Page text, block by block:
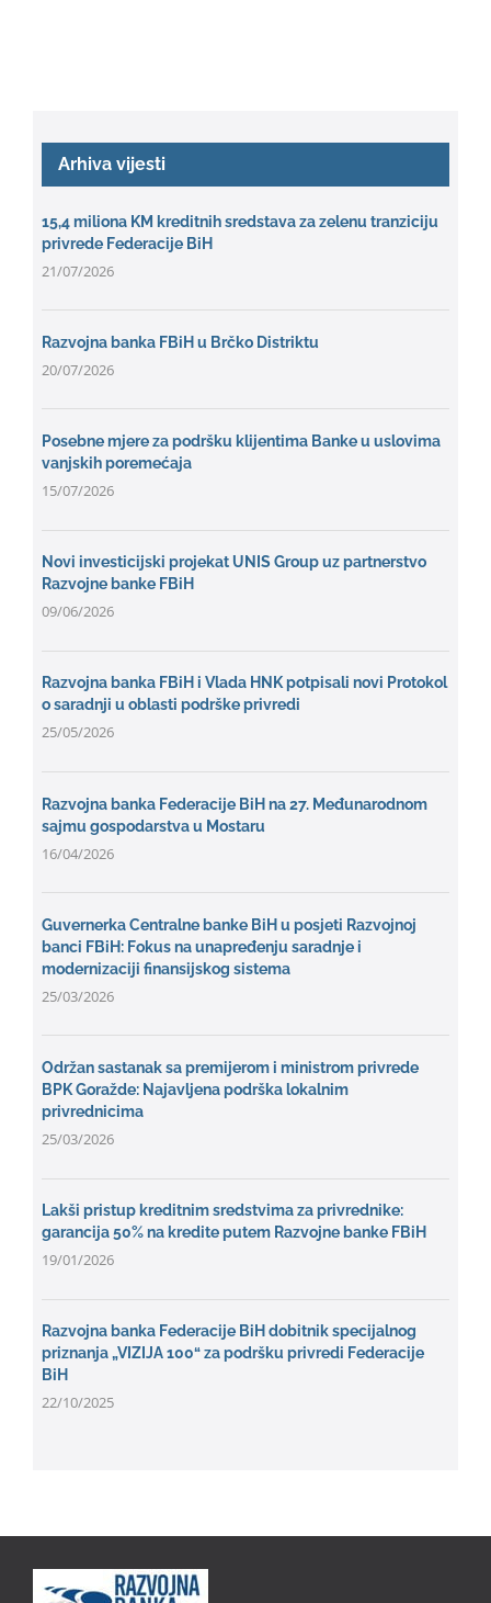
Arhiva vijesti
15,4 miliona KM kreditnih sredstava za zelenu tranziciju
privrede Federacije BiH
21/07/2026
Razvojna banka FBiH u Brčko Distriktu
20/07/2026
Posebne mjere za podršku klijentima Banke u uslovima
vanjskih poremećaja
15/07/2026
Novi investicijski projekat UNIS Group uz partnerstvo
Razvojne banke FBiH
09/06/2026
Razvojna banka FBiH i Vlada HNK potpisali novi Protokol
o saradnji u oblasti podrške privredi
25/05/2026
Razvojna banka Federacije BiH na 27. Međunarodnom
sajmu gospodarstva u Mostaru
16/04/2026
Guvernerka Centralne banke BiH u posjeti Razvojnoj
banci FBiH: Fokus na unapređenju saradnje i
modernizaciji finansijskog sistema
25/03/2026
Održan sastanak sa premijerom i ministrom privrede
BPK Goražde: Najavljena podrška lokalnim
privrednicima
25/03/2026
Lakši pristup kreditnim sredstvima za privrednike:
garancija 50% na kredite putem Razvojne banke FBiH
19/01/2026
Razvojna banka Federacije BiH dobitnik specijalnog
priznanja „VIZIJA 100“ za podršku privredi Federacije
BiH
22/10/2025